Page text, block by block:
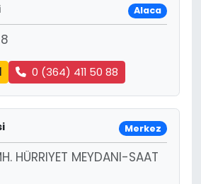
Alaca
0 (364) 411 50 88
Merkez
HÜRRIYET MEYDANI-SAAT